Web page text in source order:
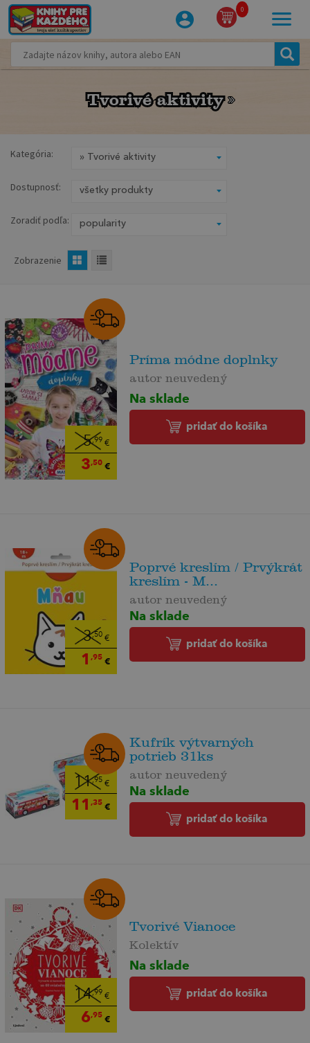
0
Tvorivé aktivity
Tvorivé aktivity
Kategória:
Dostupnosť:
Zoradiť podľa:
Zobrazenie
5,99 €
3,50€
Príma módne doplnky
autor neuvedený
Na sklade
pridať do košíka
3,50€
1 ,95€
Poprvé kreslím / Prvýkrát
kreslím - M...
autor neuvedený
Na sklade
pridať do košíka
11,95€
11 ,35€
Kufrík výtvarných
potrieb 31ks
autor neuvedený
Na sklade
pridať do košíka
14,99 €
6,95€
Tvorivé Vianoce
Kolektív
Na sklade
pridať do košíka